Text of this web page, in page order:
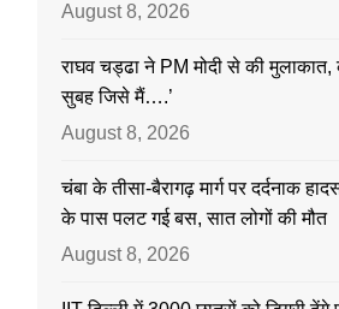
August 8, 2026
राघव चड्ढा ने PM मोदी से की मुलाकात,
सुबह जिसे मैं….’
August 8, 2026
चंबा के तीसा-बैरागढ़ मार्ग पर दर्दनाक
के पास पलट गई बस, सात लोगों की मौत
August 8, 2026